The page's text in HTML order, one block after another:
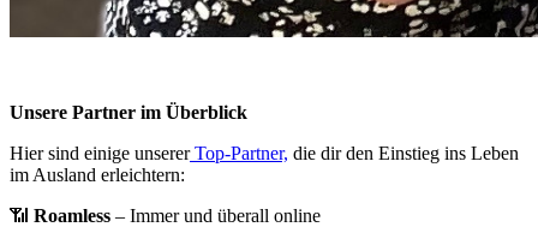
Unsere Partner im Überblick
Hier sind einige unsererTop-Partner, die dir den Einstieg ins Leben
im Ausland erleichtern:
📶 Roamless – Immer und überall online